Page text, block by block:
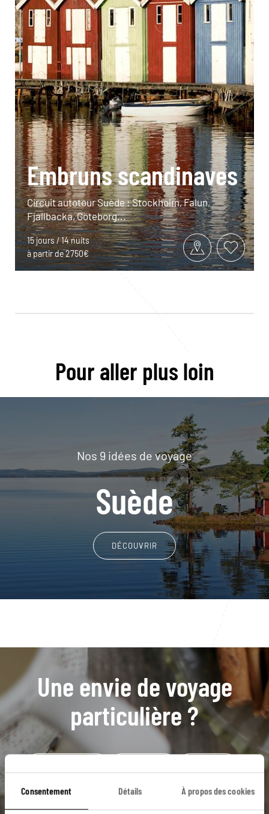
Consentement Détails À propos des cookies
Embruns scandinaves
Circuit autotour Suède : Stockholm, Falun,
Fjallbacka, Göteborg...
15 jours / 14 nuits
à partir de 2750€
Pour aller plus loin
Nos 9 idées de voyage
Suède
DÉCOUVRIR
Une envie de voyage
particulière ?
Île de Kladesholmen
Archipel de Stockholm Côte de Bohuslän Falun